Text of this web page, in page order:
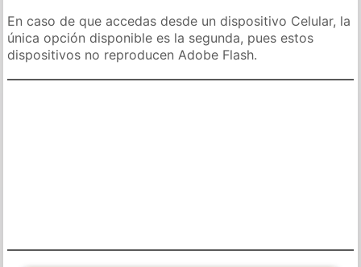
En caso de que accedas desde un dispositivo Celular, la
única opción disponible es la segunda, pues estos
dispositivos no reproducen Adobe Flash.